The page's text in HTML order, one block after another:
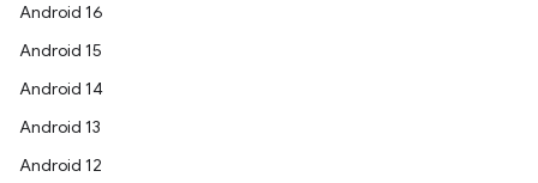
Android 16
Android 15
Android 14
Android 13
Android 12